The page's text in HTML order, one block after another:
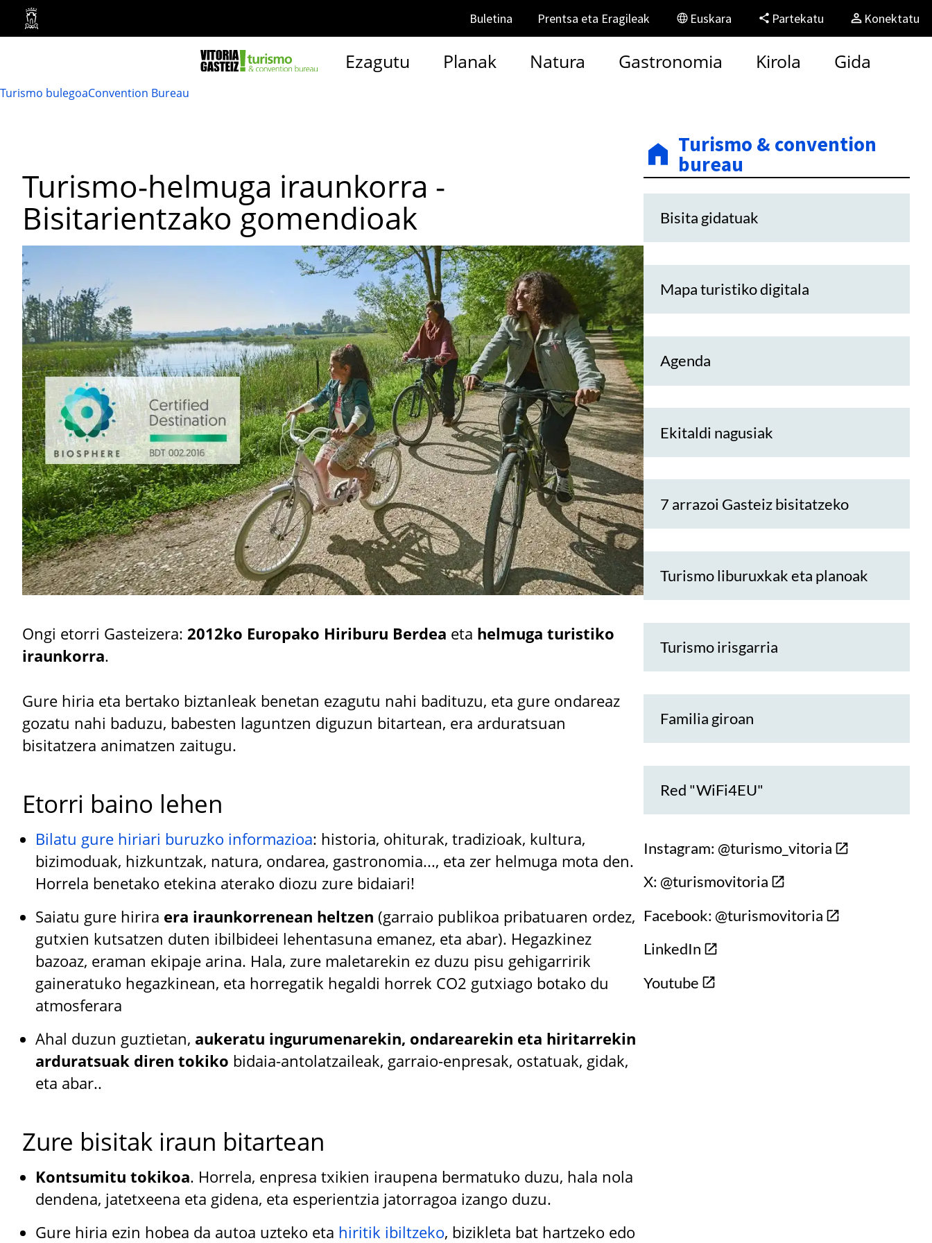
Vitoria-
Gasteizko
Buletina Prentsa eta Eragileak Euskara Partekatu Konektatu
Ezagutu Planak Natura Gastronomia Kirola Gida
Turismo bulegoaConvention Bureau
Turismo-helmuga iraunkorra -
Bisitarientzako gomendioak
Ongi etorri Gasteizera: 2012ko Europako Hiriburu Berdea eta helmuga turistiko
iraunkorra.
Gure hiria eta bertako biztanleak benetan ezagutu nahi badituzu, eta gure ondareaz
gozatu nahi baduzu, babesten laguntzen diguzun bitartean, era arduratsuan
bisitatzera animatzen zaitugu.
Etorri baino lehen
Bilatu gure hiriari buruzko informazioa: historia, ohiturak, tradizioak, kultura,
bizimoduak, hizkuntzak, natura, ondarea, gastronomia..., eta zer helmuga mota den.
Horrela benetako etekina aterako diozu zure bidaiari!
Saiatu gure hirira era iraunkorrenean heltzen (garraio publikoa pribatuaren ordez,
gutxien kutsatzen duten ibilbideei lehentasuna emanez, eta abar). Hegazkinez
bazoaz, eraman ekipaje arina. Hala, zure maletarekin ez duzu pisu gehigarririk
gaineratuko hegazkinean, eta horregatik hegaldi horrek CO2 gutxiago botako du
atmosferara
Ahal duzun guztietan, aukeratu ingurumenarekin, ondarearekin eta hiritarrekin
arduratsuak diren tokiko bidaia-antolatzaileak, garraio-enpresak, ostatuak, gidak,
eta abar..
Zure bisitak iraun bitartean
Kontsumitu tokikoa. Horrela, enpresa txikien iraupena bermatuko duzu, hala nola
dendena, jatetxeena eta gidena, eta esperientzia jatorragoa izango duzu.
Gure hiria ezin hobea da autoa uzteko eta hiritik ibiltzeko, bizikleta bat hartzeko edo
Turismo & convention
bureau
Bisita gidatuak
Mapa turistiko digitala
Agenda
Ekitaldi nagusiak
7 arrazoi Gasteiz bisitatzeko
Turismo liburuxkak eta planoak
Turismo irisgarria
Familia giroan
Red "WiFi4EU"
Instagram: @turismo_vitoria
X: @turismovitoria
Facebook: @turismovitoria
LinkedIn
Youtube